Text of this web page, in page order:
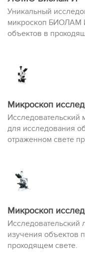
Уникальный
микроскоп БИОЛАМ
объектов в
Микроскоп
для исследования
отраженном свете
простой
Микроскоп
Исследовательский
изучения объектов
проходящем свете.